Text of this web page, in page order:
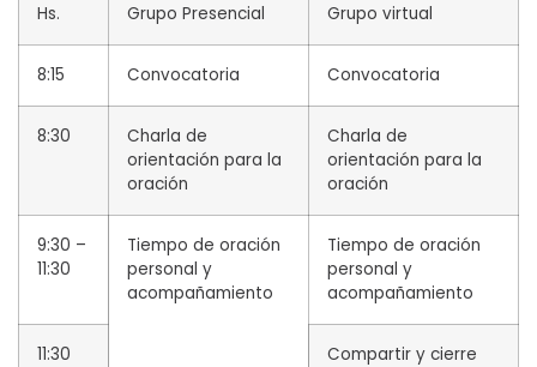
Hs. Grupo Presencial Grupo virtual
8:15 Convocatoria Convocatoria
8:30
Charla de
orientación para la
oración
Charla de
orientación para la
oración
9:30 –
11:30
Tiempo de oración
personal y
acompañamiento
Tiempo de oración
personal y
acompañamiento
11:30 Compartir y cierre